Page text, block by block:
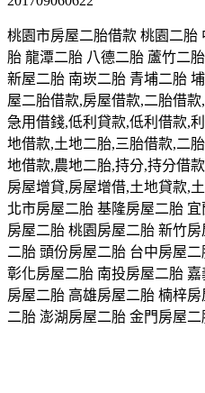
桃園市房屋二胎借款 桃園二胎
胎 龍潭二胎 八德二胎 蘆竹二
新屋二胎 南崁二胎 青埔二胎
屋二胎借款,房屋借款,二胎借
急用借錢,低利貸款,低利借款,
地借款,土地二胎,三胎借款,二
地借款,農地二胎,持分,持分借
房屋增貸,房屋增借,土地貸款,
北市房屋二胎 基隆房屋二胎
房屋二胎 桃園房屋二胎 新竹
二胎 頭份房屋二胎 台中房屋
彰化房屋二胎 南投房屋二胎
房屋二胎 高雄房屋二胎 楠梓
二胎 澎湖房屋二胎 金門房屋二